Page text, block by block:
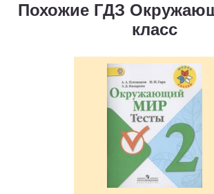
Похожие ГДЗ
класс